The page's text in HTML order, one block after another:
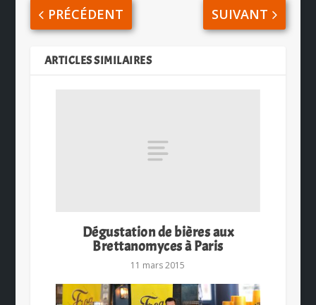
PRÉCÉDENT SUIVANT
ARTICLES SIMILAIRES
Dégustation de bières aux
Brettanomyces à Paris
11 mars 2015